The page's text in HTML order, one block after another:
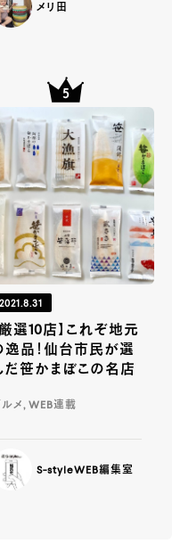
メリ田
2021.8.31
厳選10店】これぞ地元
逸品！仙台市民が選
だ笹かまぼこの名店
ルメ, WEB連載
S-styleWEB編集室